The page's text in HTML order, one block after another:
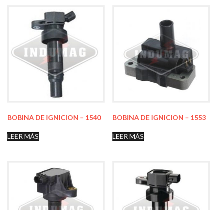
BOBINA DE IGNICION – 1540
LEER MÁS
BOBINA DE IGNICION – 1553
LEER MÁS